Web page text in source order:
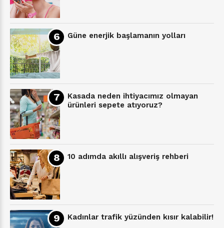
Güne enerjik başlamanın yolları
Kasada neden ihtiyacımız olmayan
ürünleri sepete atıyoruz?
10 adımda akıllı alışveriş rehberi
Kadınlar trafik yüzünden kısır kalabilir!